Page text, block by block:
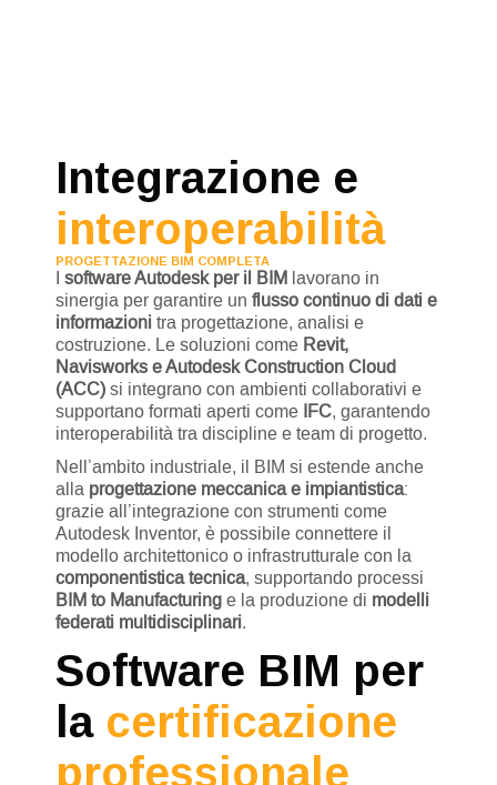
Integrazione e
interoperabilità
PROGETTAZIONE BIM COMPLETA
I software Autodesk per il BIM lavorano in
sinergia per garantire un flusso continuo di dati e
informazioni tra progettazione, analisi e
costruzione. Le soluzioni come Revit,
Navisworks e Autodesk Construction Cloud
(ACC)si integrano con ambienti collaborativi e
supportano formati aperti come IFC, garantendo
interoperabilità tra discipline e team di progetto.
Nell’ambito industriale, il BIM si estende anche
alla progettazione meccanica e impiantistica:
grazie all’integrazione con strumenti come
Autodesk Inventor, è possibile connettere il
modello architettonico o infrastrutturale con la
componentistica tecnica, supportando processi
BIM to Manufacturinge la produzione di modelli
federati multidisciplinari.
Software BIM per
la certificazione
professionale